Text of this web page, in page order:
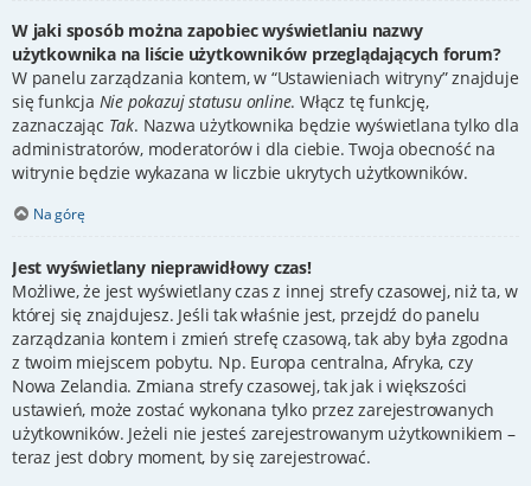
W jaki sposób można zapobiec wyświetlaniu nazwy
użytkownika na liście użytkowników przeglądających forum?
W panelu zarządzania kontem, w “Ustawieniach witryny” znajduje
się funkcja Nie pokazuj statusu online. Włącz tę funkcję,
zaznaczając Tak. Nazwa użytkownika będzie wyświetlana tylko dla
administratorów, moderatorów i dla ciebie. Twoja obecność na
witrynie będzie wykazana w liczbie ukrytych użytkowników.
Na górę
Jest wyświetlany nieprawidłowy czas!
Możliwe, że jest wyświetlany czas z innej strefy czasowej, niż ta, w
której się znajdujesz. Jeśli tak właśnie jest, przejdź do panelu
zarządzania kontem i zmień strefę czasową, tak aby była zgodna
z twoim miejscem pobytu. Np. Europa centralna, Afryka, czy
Nowa Zelandia. Zmiana strefy czasowej, tak jak i większości
ustawień, może zostać wykonana tylko przez zarejestrowanych
użytkowników. Jeżeli nie jesteś zarejestrowanym użytkownikiem –
teraz jest dobry moment, by się zarejestrować.